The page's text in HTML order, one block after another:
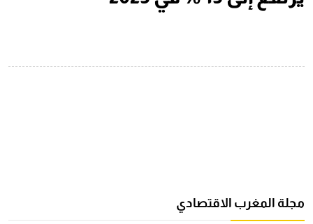
مجلة المغرب الاقتصادي